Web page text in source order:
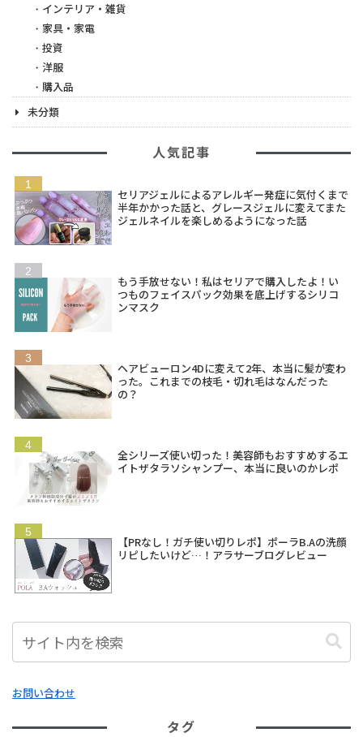
インテリア・雑貨
家具・家電
投資
洋服
購入品
未分類
人気記事
セリアジェルによるアレルギー発症に気付くまで
半年かかった話と、グレースジェルに変えてまた
ジェルネイルを楽しめるようになった話
もう手放せない！私はセリアで購入したよ！い
つものフェイスパック効果を底上げするシリコ
ンマスク
ヘアビューロン4Dに変えて2年、本当に髪が変わ
った。これまでの枝毛・切れ毛はなんだった
の？
全シリーズ使い切った！美容師もおすすめするエ
イトザタラソシャンプー、本当に良いのかレポ
【PRなし！ガチ使い切りレポ】ポーラB.Aの洗顔
リピしたいけど…！アラサーブログレビュー
お問い合わせ
タグ